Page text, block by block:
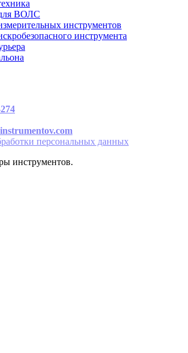
ВОЛС
инструментов
инструмента
персональных данных
инструментов.